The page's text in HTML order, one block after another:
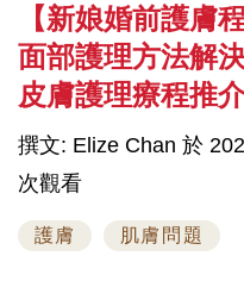
【新娘婚前護膚
面部護理方法解
皮膚護理療程推
撰文: Elize Chan 於
次觀看
護膚 肌膚問題